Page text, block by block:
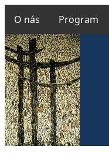
O nás Program